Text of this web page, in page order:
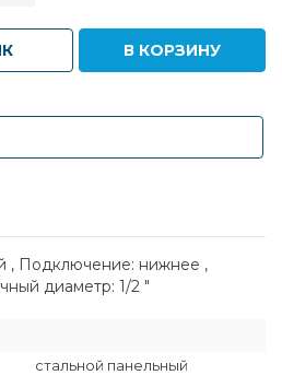
В КОРЗИНУ
, Подключение: нижнее ,
диаметр: 1/2 "
стальной панельный